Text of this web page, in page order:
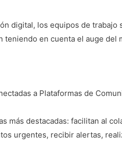
digital, los equipos de
teniendo en cuenta el auge
a Plataformas de
más destacadas: facilitan al
urgentes, recibir alertas,